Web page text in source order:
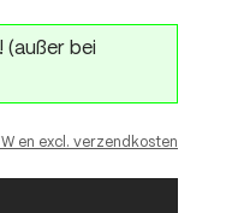
(außer bei
en excl. verzendkosten